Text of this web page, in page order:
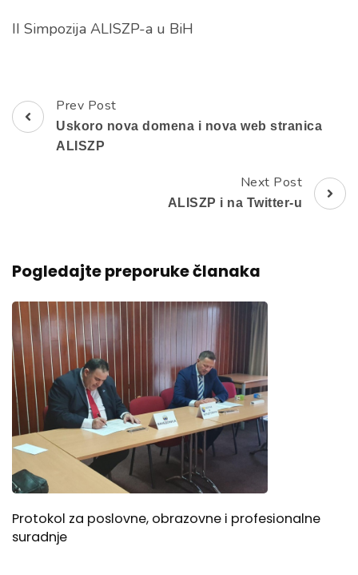
II Simpozija ALISZP-a u BiH
Post
Navigation
Prev Post
Uskoro nova domena i nova web stranica
ALISZP
Next Post
ALISZP i na Twitter-u
Pogledajte preporuke članaka
Protokol za poslovne, obrazovne i profesionalne
suradnje